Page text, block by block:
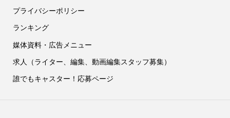
プライバシーポリシー
ランキング
媒体資料・広告メニュー
求人（ライター、編集、動画編集スタッフ募集）
誰でもキャスター！応募ページ